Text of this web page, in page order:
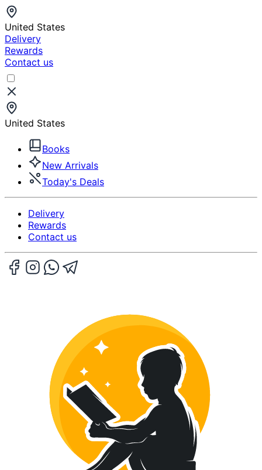
United States
Delivery
Rewards
Contact us
United States
Books
New Arrivals
Today's Deals
Delivery
Rewards
Contact us